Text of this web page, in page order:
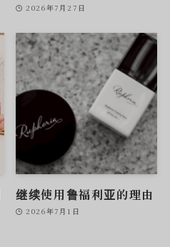
2026年7月27日
继续使用鲁福利亚的理由
2026年7月1日